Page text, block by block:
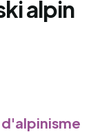
alpin